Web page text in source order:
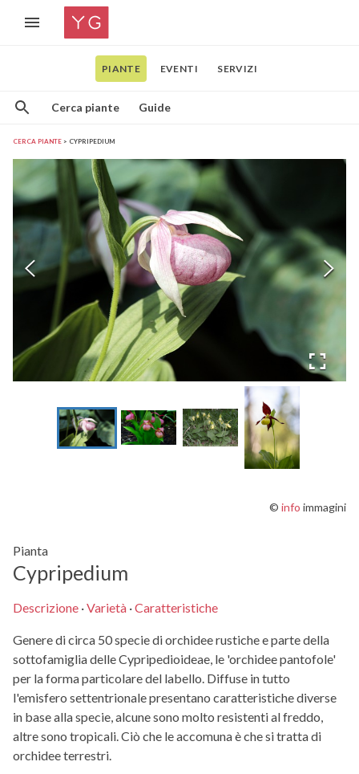
PIANTE EVENTI SERVIZI
Cerca piante Guide
CERCA PIANTE CYPRIPEDIUM
© info immagini
Pianta
Cypripedium
Descrizione ·Varietà ·Caratteristiche
Genere di circa 50 specie di orchidee rustiche e parte della
sottofamiglia delle Cypripedioideae, le 'orchidee pantofole'
per la forma particolare del labello. Diffuse in tutto
l'emisfero settentrionale presentano caratteristiche diverse
in base alla specie, alcune sono molto resistenti al freddo,
altre sono tropicali. Ciò che le accomuna è che si tratta di
orchidee terrestri.